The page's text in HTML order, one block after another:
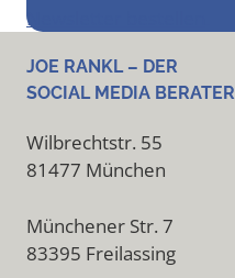
Newsletter bestellen
JOE RANKL – DER
SOCIAL MEDIA BERATER
Wilbrechtstr. 55
81477 München
Münchener Str. 7
83395 Freilassing